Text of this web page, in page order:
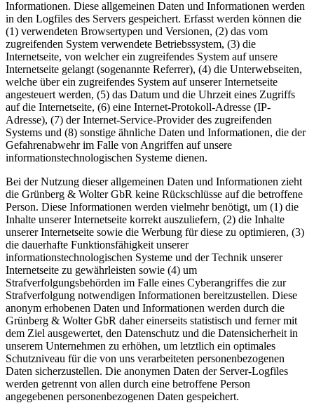
Informationen. Diese allgemeinen Daten und Informationen werden
in den Logfiles des Servers gespeichert. Erfasst werden können die
(1) verwendeten Browsertypen und Versionen, (2) das vom
zugreifenden System verwendete Betriebssystem, (3) die
Internetseite, von welcher ein zugreifendes System auf unsere
Internetseite gelangt (sogenannte Referrer), (4) die Unterwebseiten,
welche über ein zugreifendes System auf unserer Internetseite
angesteuert werden, (5) das Datum und die Uhrzeit eines Zugriffs
auf die Internetseite, (6) eine Internet-Protokoll-Adresse (IP-
Adresse), (7) der Internet-Service-Provider des zugreifenden
Systems und (8) sonstige ähnliche Daten und Informationen, die der
Gefahrenabwehr im Falle von Angriffen auf unsere
informationstechnologischen Systeme dienen.
Bei der Nutzung dieser allgemeinen Daten und Informationen zieht
die Grünberg & Wolter GbR keine Rückschlüsse auf die betroffene
Person. Diese Informationen werden vielmehr benötigt, um (1) die
Inhalte unserer Internetseite korrekt auszuliefern, (2) die Inhalte
unserer Internetseite sowie die Werbung für diese zu optimieren, (3)
die dauerhafte Funktionsfähigkeit unserer
informationstechnologischen Systeme und der Technik unserer
Internetseite zu gewährleisten sowie (4) um
Strafverfolgungsbehörden im Falle eines Cyberangriffes die zur
Strafverfolgung notwendigen Informationen bereitzustellen. Diese
anonym erhobenen Daten und Informationen werden durch die
Grünberg & Wolter GbR daher einerseits statistisch und ferner mit
dem Ziel ausgewertet, den Datenschutz und die Datensicherheit in
unserem Unternehmen zu erhöhen, um letztlich ein optimales
Schutzniveau für die von uns verarbeiteten personenbezogenen
Daten sicherzustellen. Die anonymen Daten der Server-Logfiles
werden getrennt von allen durch eine betroffene Person
angegebenen personenbezogenen Daten gespeichert.